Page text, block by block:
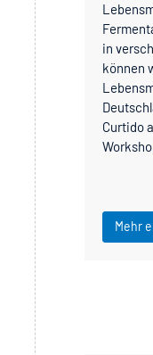
in
können
Curtido
Mehr